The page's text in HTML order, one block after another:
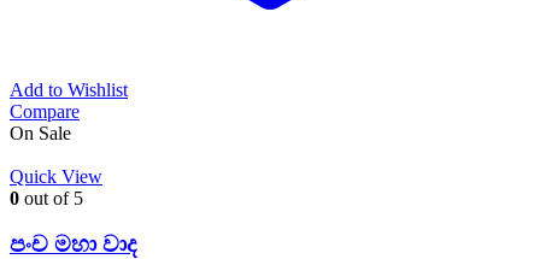
Add to Wishlist
Compare
On Sale
Quick View
0 out of 5
පංච මහා වාද